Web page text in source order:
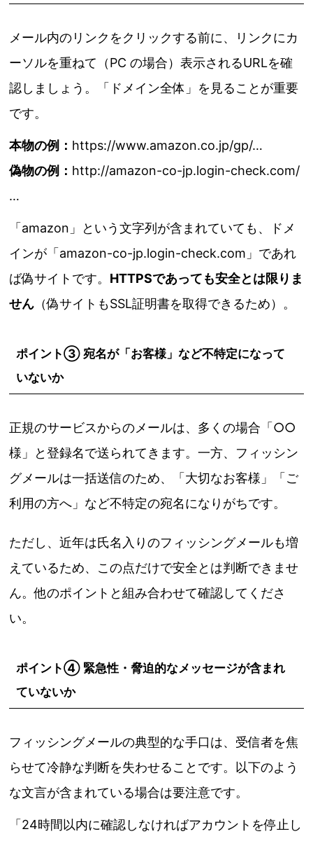
メール内のリンクをクリックする前に、リンクにカ
ーソルを重ねて（PC の場合）表示されるURLを確
認しましょう。「ドメイン全体」を見ることが重要
です。
本物の例： https://www.amazon.co.jp/gp/…
偽物の例： http://amazon-co-jp.login-check.com/
…
「amazon」という文字列が含まれていても、ドメ
インが「amazon-co-jp.login-check.com」であれ
ば偽サイトです。 HTTPSであっても安全とは限りま
せん （偽サイトもSSL証明書を取得できるため）。
ポイント③ 宛名が「お客様」など不特定になって
いないか
正規のサービスからのメールは、多くの場合「○○
様」と登録名で送られてきます。一方、フィッシン
グメールは一括送信のため、「大切なお客様」「ご
利用の方へ」など不特定の宛名になりがちです。
ただし、近年は氏名入りのフィッシングメールも増
えているため、この点だけで安全とは判断できませ
ん。他のポイントと組み合わせて確認してくださ
い。
ポイント④ 緊急性・脅迫的なメッセージが含まれ
ていないか
フィッシングメールの典型的な手口は、受信者を焦
らせて冷静な判断を失わせることです。以下のよう
な文言が含まれている場合は要注意です。
「24時間以内に確認しなければアカウントを停止し